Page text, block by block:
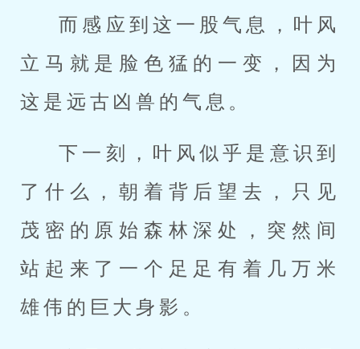
而感应到这一股气息，叶风
立马就是脸色猛的一变，因为
这是远古凶兽的气息。
下一刻，叶风似乎是意识到
了什么，朝着背后望去，只见
茂密的原始森林深处，突然间
站起来了一个足足有着几万米
雄伟的巨大身影。